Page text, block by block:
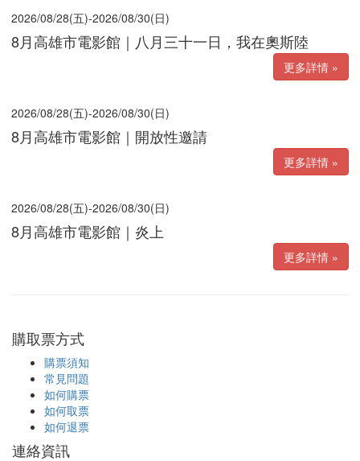
2026/08/28(五)-2026/08/30(日)
8月高雄市電影館｜八月三十一日，我在奧斯陸
更多詳情 »
2026/08/28(五)-2026/08/30(日)
8月高雄市電影館｜開放性邀請
更多詳情 »
2026/08/28(五)-2026/08/30(日)
8月高雄市電影館｜炎上
更多詳情 »
購取票方式
購票須知
常見問題
如何購票
如何取票
如何退票
連絡資訊